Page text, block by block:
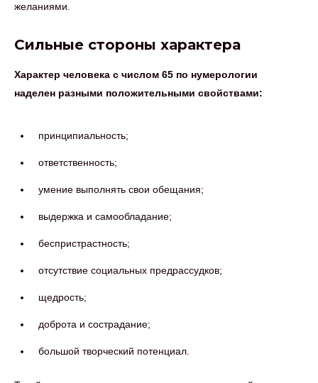
желаниями.
Сильные стороны характера
Характер человека с числом 65 по нумерологии
наделен разными положительными свойствами:
принципиальность;
ответственность;
умение выполнять свои обещания;
выдержка и самообладание;
беспристрастность;
отсутствие социальных предрассудков;
щедрость;
доброта и сострадание;
большой творческий потенциал.